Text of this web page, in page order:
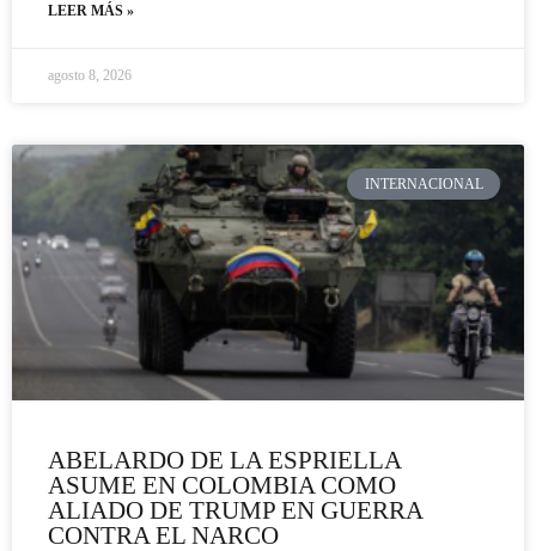
LEER MÁS »
agosto 8, 2026
INTERNACIONAL
ABELARDO DE LA ESPRIELLA
ASUME EN COLOMBIA COMO
ALIADO DE TRUMP EN GUERRA
CONTRA EL NARCO